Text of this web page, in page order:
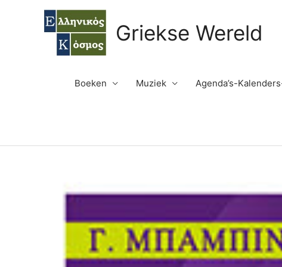
Griekse Wereld
Boeken Muziek Agenda’s-